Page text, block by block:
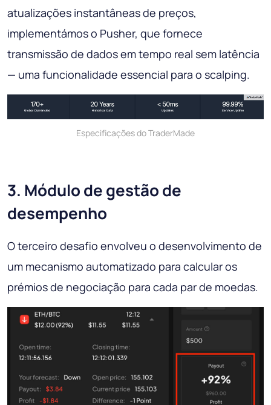
atualizações instantâneas de preços,
implementámos o Pusher, que fornece
transmissão de dados em tempo real sem latência
— uma funcionalidade essencial para o scalping.
Especificações do TraderMade
3. Módulo de gestão de
desempenho
O terceiro desafio envolveu o desenvolvimento de
um mecanismo automatizado para calcular os
prémios de negociação para cada par de moedas.